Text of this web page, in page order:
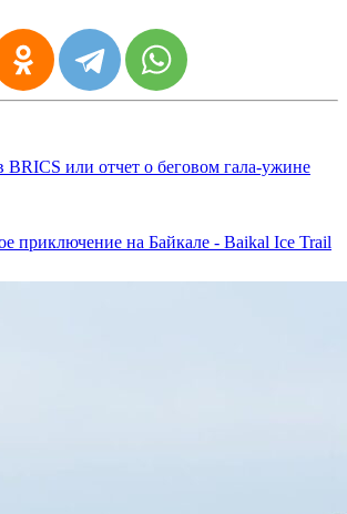
BRICS или отчет о беговом гала-ужине
приключение на Байкале - Baikal Ice Trail